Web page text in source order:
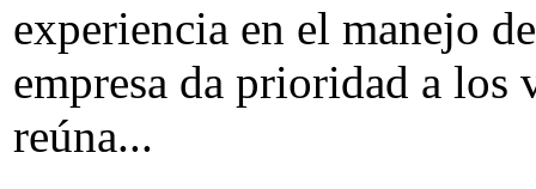
experiencia en el manejo
empresa da prioridad a los
reúna...